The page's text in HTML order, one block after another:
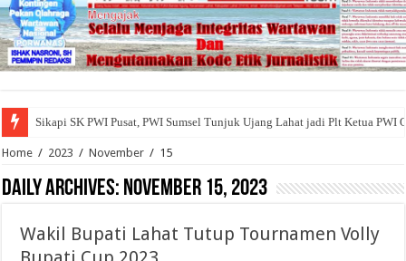
Sikapi SK PWI Pusat, PWI Sumsel Tunjuk Ujang Lahat jadi Plt Ketua PWI
Home / 2023 / November / 15
Daily Archives: November 15, 2023
Wakil Bupati Lahat Tutup Tournamen Volly